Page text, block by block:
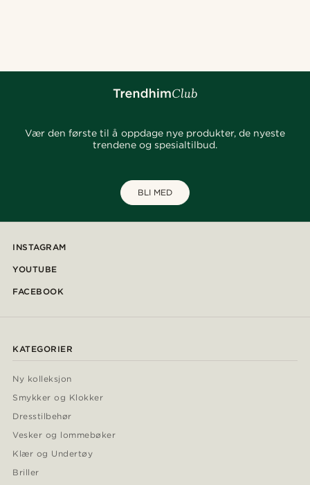
Vær den første til å oppdage nye produkter, de nyeste
trendene og spesialtilbud.
BLI MED
INSTAGRAM
YOUTUBE
FACEBOOK
KATEGORIER
Ny kolleksjon
Smykker og Klokker
Dresstilbehør
Vesker og lommebøker
Klær og Undertøy
Briller